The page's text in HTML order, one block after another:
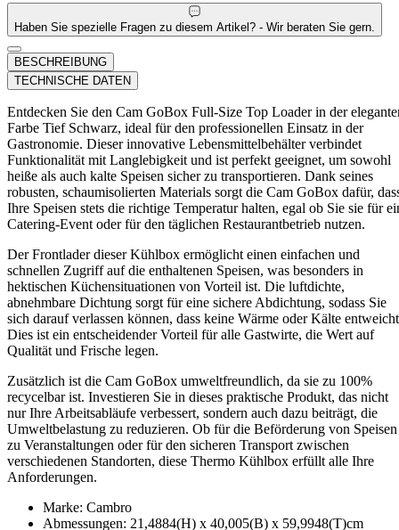
Haben Sie spezielle Fragen zu diesem Artikel? - Wir beraten Sie gern.
BESCHREIBUNG
TECHNISCHE DATEN
Entdecken Sie den Cam GoBox Full-Size Top Loader in der
Farbe Tief Schwarz, ideal für den professionellen Einsatz in der
Gastronomie. Dieser innovative Lebensmittelbehälter verbindet
Funktionalität mit Langlebigkeit und ist perfekt geeignet, um sowohl
heiße als auch kalte Speisen sicher zu transportieren. Dank seines
robusten, schaumisolierten Materials sorgt die Cam GoBox dafür,
Ihre Speisen stets die richtige Temperatur halten, egal ob Sie sie für
Catering-Event oder für den täglichen Restaurantbetrieb nutzen.
Der Frontlader dieser Kühlbox ermöglicht einen einfachen und
schnellen Zugriff auf die enthaltenen Speisen, was besonders in
hektischen Küchensituationen von Vorteil ist. Die luftdichte,
abnehmbare Dichtung sorgt für eine sichere Abdichtung, sodass Sie
sich darauf verlassen können, dass keine Wärme oder Kälte
Dies ist ein entscheidender Vorteil für alle Gastwirte, die Wert auf
Qualität und Frische legen.
Zusätzlich ist die Cam GoBox umweltfreundlich, da sie zu 100%
recycelbar ist. Investieren Sie in dieses praktische Produkt, das nicht
nur Ihre Arbeitsabläufe verbessert, sondern auch dazu beiträgt, die
Umweltbelastung zu reduzieren. Ob für die Beförderung von Speisen
zu Veranstaltungen oder für den sicheren Transport zwischen
verschiedenen Standorten, diese Thermo Kühlbox erfüllt alle Ihre
Anforderungen.
Marke: Cambro
Abmessungen: 21,4884(H) x 40,005(B) x 59,9948(T)cm